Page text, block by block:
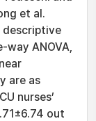
et al.
descriptive
ANOVA,
are as
nurses’
out